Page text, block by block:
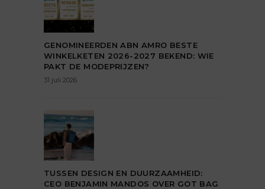
GENOMINEERDEN ABN AMRO BESTE
WINKELKETEN 2026-2027 BEKEND: WIE
PAKT DE MODEPRIJZEN?
31 juli 2026
TUSSEN DESIGN EN DUURZAAMHEID:
CEO BENJAMIN MANDOS OVER GOT BAG